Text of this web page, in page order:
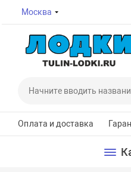
Москва
Оплата и доставка